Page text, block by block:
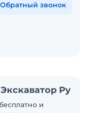
Обратный звонок
Ру
и